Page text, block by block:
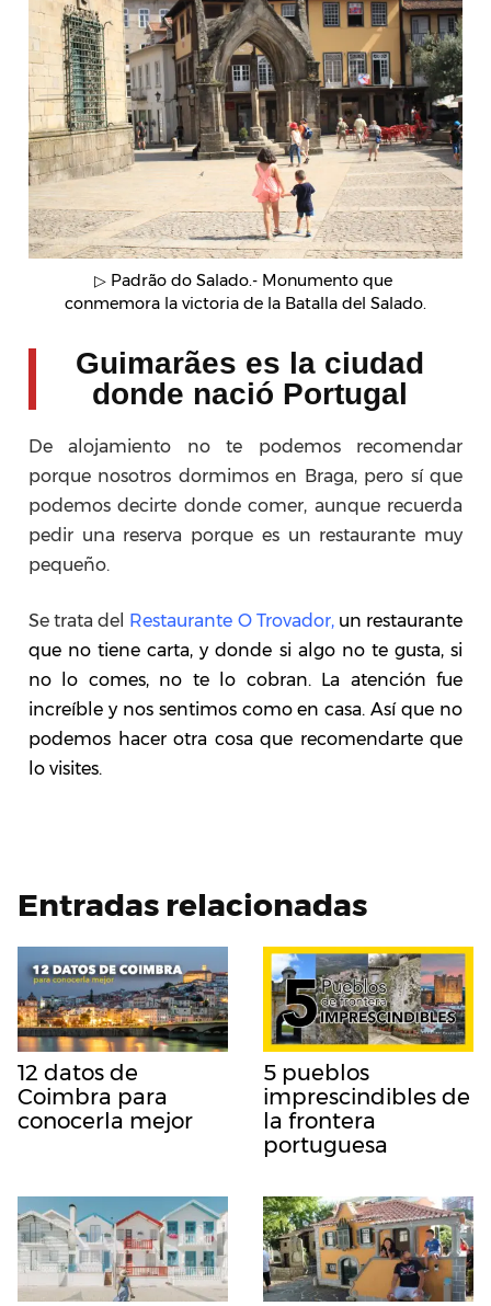
▷ Padrão do Salado.- Monumento que
conmemora la victoria de la Batalla del Salado.
Guimarães es la ciudad
donde nació Portugal
De alojamiento no te podemos recomendar
porque nosotros dormimos en Braga, pero sí que
podemos decirte donde comer, aunque recuerda
pedir una reserva porque es un restaurante muy
pequeño.
Se trata del Restaurante O Trovador,un restaurante
que no tiene carta, y donde si algo no te gusta, si
no lo comes, no te lo cobran. La atención fue
increíble y nos sentimos como en casa. Así que no
podemos hacer otra cosa que recomendarte que
lo visites.
Entradas relacionadas
12 datos de
Coimbra para
conocerla mejor
5 pueblos
imprescindibles de
la frontera
portuguesa